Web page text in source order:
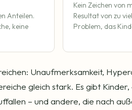
Anteilen.
keine
Kein Zeichen von
Resultat von zu
Problem, das
Unaufmerksamkeit,
gleich stark. Es gibt
– und andere, die nach